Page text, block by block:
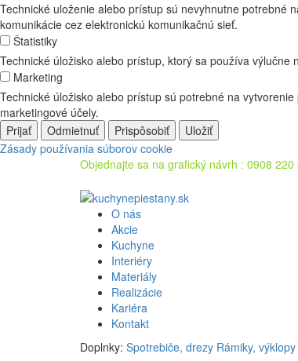
Technické uloženie alebo prístup sú nevyhnutne potrebné
komunikácie cez elektronickú komunikačnú sieť.
Štatistiky
Technické úložisko alebo prístup, ktorý sa používa výlučne
Marketing
Technické úložisko alebo prístup sú potrebné na
marketingové účely.
Prijať
Odmietnuť Prispôsobiť
Uložiť
Zásady používania súborov cookie
Objednajte sa na grafický návrh : 0908 220
O nás
Akcie
Kuchyne
Interiéry
Materiály
Realizácie
Kariéra
Kontakt
Doplnky: Spotrebiče, drezy Rámiky, výklopy